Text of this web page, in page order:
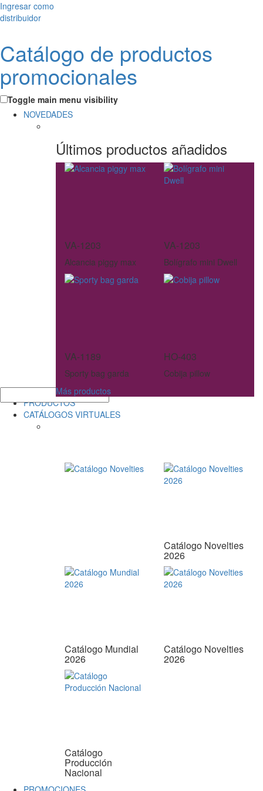
Ingresar como
distribuidor
Catálogo de productos
promocionales
Toggle main menu visibility
NOVEDADES
Últimos productos añadidos
VA-1203
Alcancia piggy max
VA-1203
Bolígrafo mini Dwell
VA-1189
Sporty bag garda
HO-403
Cobija pillow
Más productos
PRODUCTOS
CATÁLOGOS VIRTUALES
Catálogo Novelties
2026
Catálogo Mundial
2026
Catálogo Novelties
2026
Catálogo
Producción
Nacional